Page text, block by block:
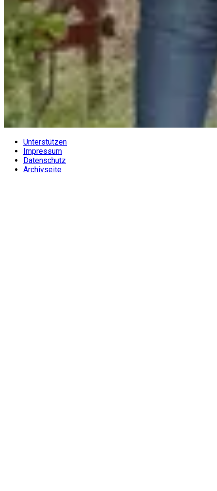
Unterstützen
Impressum
Datenschutz
Archivseite